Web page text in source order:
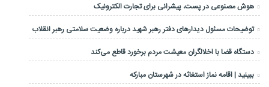
هوش مصنوعی در پست، پیشرانی برای تجارت الکترونیک
توضیحات مسئول دیدارهای دفتر رهبر شهید درباره وضعیت سلامتی رهبر انقلاب
دستگاه قضا با اخلالگران معیشت مردم برخورد قاطع می‌کند
ببینید | اقامه نماز استغاثه در شهرستان مبارکه